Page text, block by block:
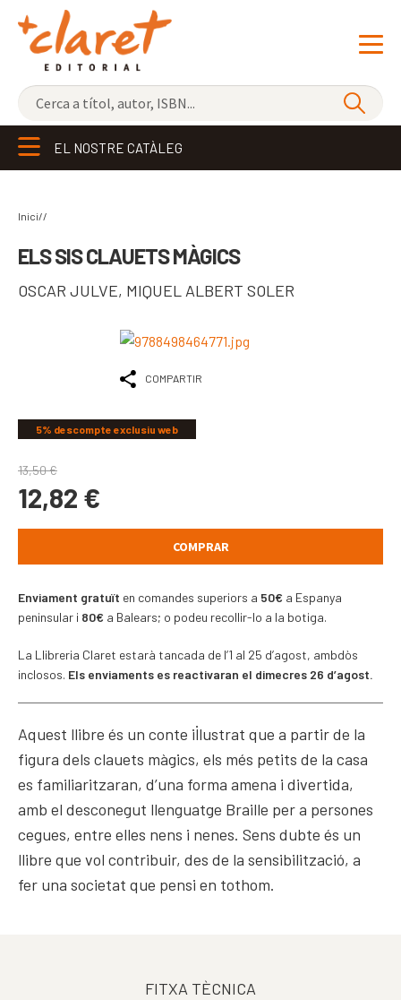
NOVETATS
ELS MÉS VENUTS
LLIBRERIA CLARET
CONTACTE
EL NOSTRE CATÀLEG
Inici//
ELS SIS CLAUETS MÀGICS
OSCAR JULVE, MIQUEL ALBERT SOLER
COMPARTIR
5% descompte exclusiu web
13,50€
12,82 €
COMPRAR
Enviament gratuït en comandes superiors a 50€ a Espanya
peninsular i 80€ a Balears; o podeu recollir-lo a la botiga.
La Llibreria Claret estarà tancada de l’1 al 25 d’agost, ambdòs
inclosos. Els enviaments es reactivaran el dimecres 26 d’agost.
Aquest llibre és un conte il·lustrat que a partir de la
figura dels clauets màgics, els més petits de la casa
es familiaritzaran, d’una forma amena i divertida,
amb el desconegut llenguatge Braille per a persones
cegues, entre elles nens i nenes. Sens dubte és un
llibre que vol contribuir, des de la sensibilització, a
fer una societat que pensi en tothom.
FITXA TÈCNICA